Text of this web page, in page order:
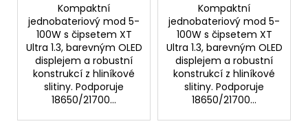
Kompaktní
jednobateriový mod 5-
100W s čipsetem XT
Ultra 1.3, barevným OLED
displejem a robustní
konstrukcí z hliníkové
slitiny. Podporuje
18650/21700...
Kompaktní
jednobateriový mod 5-
100W s čipsetem XT
Ultra 1.3, barevným OLED
displejem a robustní
konstrukcí z hliníkové
slitiny. Podporuje
18650/21700...